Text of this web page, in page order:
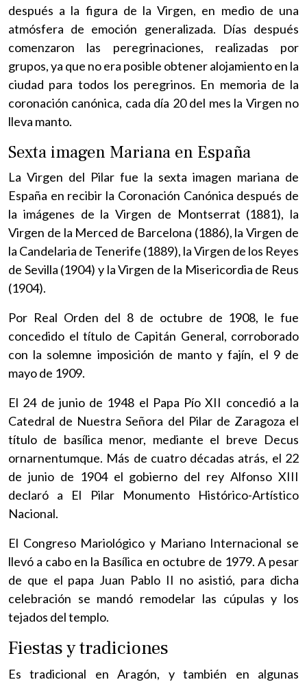
después a la figura de la Virgen, en medio de una
atmósfera de emoción generalizada. Días después
comenzaron las peregrinaciones, realizadas por
grupos, ya que no era posible obtener alojamiento en la
ciudad para todos los peregrinos. En memoria de la
coronación canónica, cada día 20 del mes la Virgen no
lleva manto.
Sexta imagen Mariana en España
La Virgen del Pilar fue la sexta imagen mariana de
España en recibir la Coronación Canónica después de
la imágenes de la Virgen de Montserrat (1881), la
Virgen de la Merced de Barcelona (1886), la Virgen de
la Candelaria de Tenerife (1889), la Virgen de los Reyes
de Sevilla (1904) y la Virgen de la Misericordia de Reus
(1904).
Por Real Orden del 8 de octubre de 1908, le fue
concedido el título de Capitán General, corroborado
con la solemne imposición de manto y fajín, el 9 de
mayo de 1909.
El 24 de junio de 1948 el Papa Pío XII concedió a la
Catedral de Nuestra Señora del Pilar de Zaragoza el
título de basílica menor, mediante el breve Decus
ornarnentumque. Más de cuatro décadas atrás, el 22
de junio de 1904 el gobierno del rey Alfonso XIII
declaró a El Pilar Monumento Histórico-Artístico
Nacional.
El Congreso Mariológico y Mariano Internacional se
llevó a cabo en la Basílica en octubre de 1979. A pesar
de que el papa Juan Pablo II no asistió, para dicha
celebración se mandó remodelar las cúpulas y los
tejados del templo.
Fiestas y tradiciones
Es tradicional en Aragón, y también en algunas